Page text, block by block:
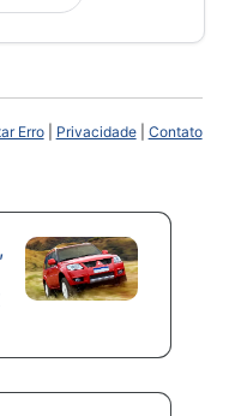
Erro| Privacidade| Contato